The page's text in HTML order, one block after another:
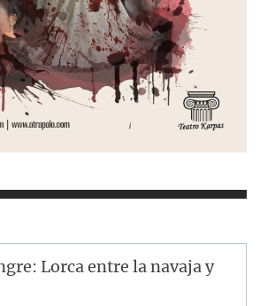
Lorca entre la navaja y